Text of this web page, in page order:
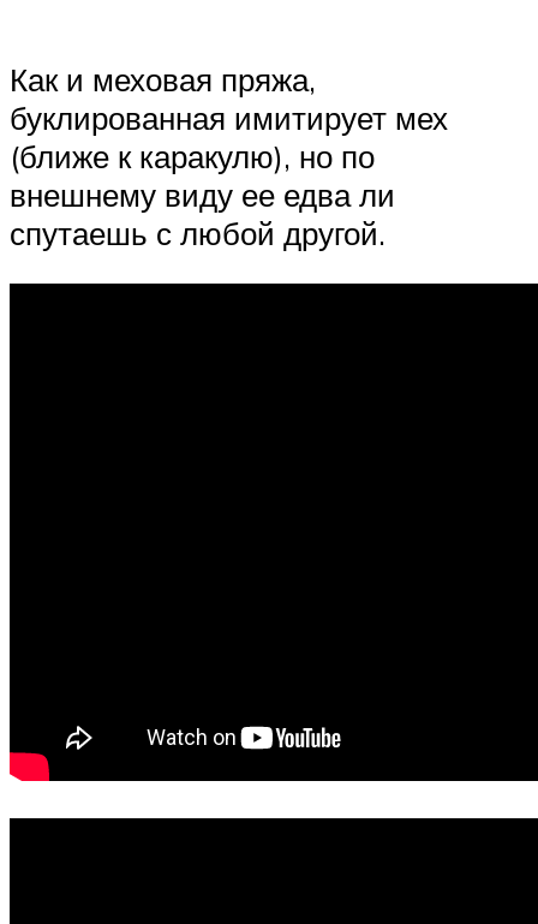
Как и меховая пряжа,
буклированная имитирует мех
(ближе к каракулю), но по
внешнему виду ее едва ли
спутаешь с любой другой.